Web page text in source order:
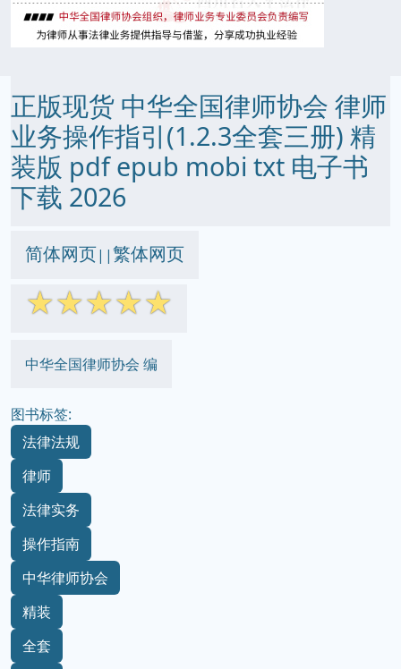
正版现货 中华全国律师协会 律师
业务操作指引(1.2.3全套三册) 精
装版 pdf epub mobi txt 电子书
下载 2026
简体网页||繁体网页
☆☆☆☆☆
中华全国律师协会 编
图书标签:
法律法规
律师
法律实务
操作指南
中华律师协会
精装
全套